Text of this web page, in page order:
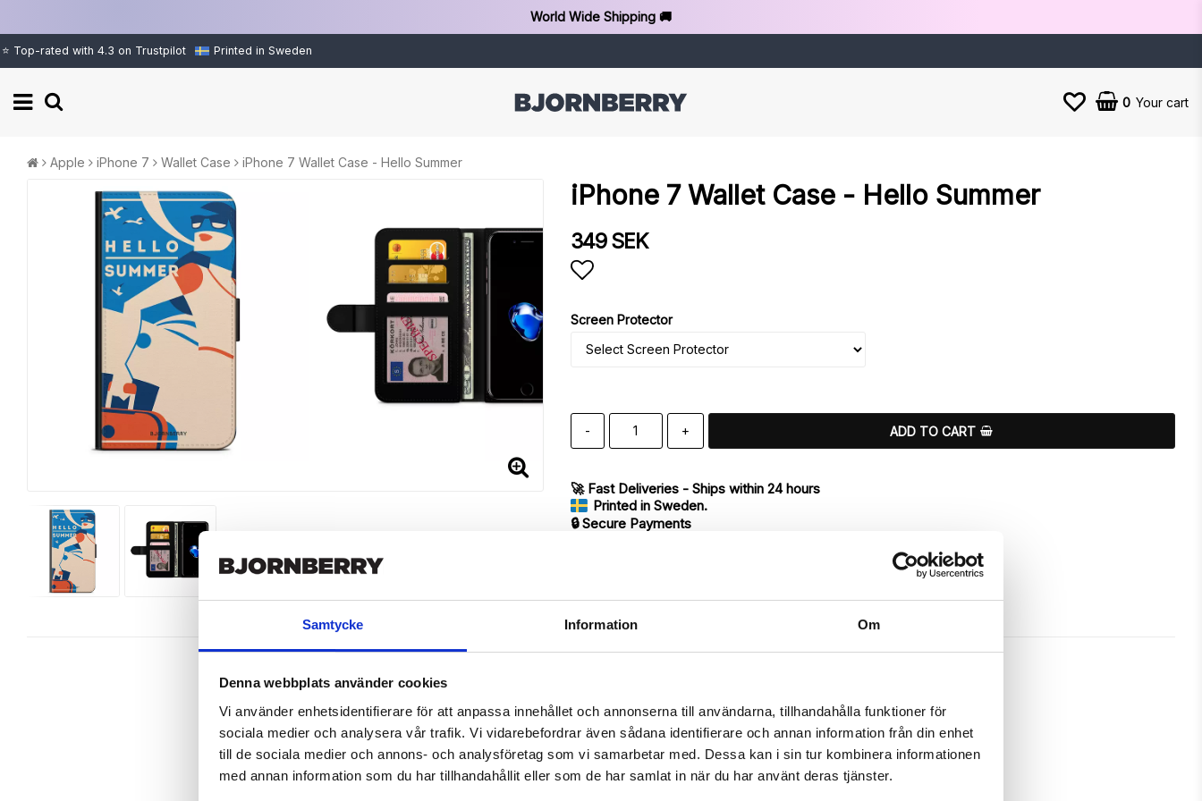
Samtycke Information Om
Denna webbplats använder cookies
Vi använder enhetsidentifierare för att anpassa innehållet och annonserna till användarna, tillhandahålla funktioner för
sociala medier och analysera vår trafik. Vi vidarebefordrar även sådana identifierare och annan information från din enhet
till de sociala medier och annons- och analysföretag som vi samarbetar med. Dessa kan i sin tur kombinera informationen
med annan information som du har tillhandahållit eller som de har samlat in när du har använt deras tjänster.
World Wide Shipping 🚚
⭐ Top-rated with 4.3 on Trustpilot Printed in Sweden
0 Your cart
Apple iPhone 7 Wallet Case iPhone 7 Wallet Case - Hello Summer
iPhone 7 Wallet Case - Hello Summer
349 SEK
Screen Protector
- + ADD TO CART
🚀 Fast Deliveries - Ships within 24 hours
Printed in Sweden.
🔒 Secure Payments
Article no.: 16259
Wallet case from Bjornberry for your iPhone 7 with unique print. Which gives great protection and has a unique "Hello Summer"-design.
Product details:
Customized front and black leather back.